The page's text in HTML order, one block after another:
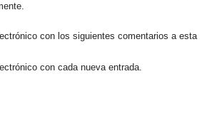
con los siguientes comentarios a esta
con cada nueva entrada.